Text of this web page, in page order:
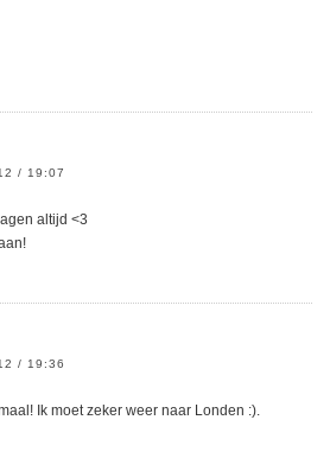
/ 19:07
altijd <3
/ 19:36
Ik moet zeker weer naar Londen :).